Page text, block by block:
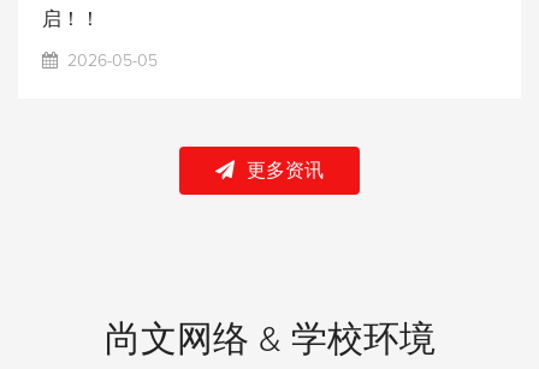
启！！
2026-05-05
更多资讯
尚文网络 & 学校环境